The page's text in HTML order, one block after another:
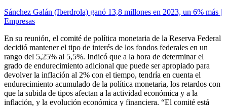
Sánchez Galán (Iberdrola) ganó 13,8 millones en 2023, un 6% más |
Empresas
En su reunión, el comité de política monetaria de la Reserva Federal
decidió mantener el tipo de interés de los fondos federales en un
rango del 5,25% al 5,5%. Indicó que a la hora de determinar el
grado de endurecimiento adicional que puede ser apropiado para
devolver la inflación al 2% con el tiempo, tendría en cuenta el
endurecimiento acumulado de la política monetaria, los retardos con
que la subida de tipos afectan a la actividad económica y a la
inflación, y la evolución económica y financiera. “El comité está